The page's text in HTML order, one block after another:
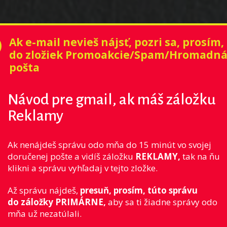
Ak e-mail nevieš nájsť, pozri sa, prosím,
do zložiek Promoakcie/Spam/Hromadná
pošta
Návod pre gmail, ak máš záložku
Reklamy
Ak nenájdeš správu odo mňa do 15 minút vo svojej
doručenej pošte a vidíš záložku REKLAMY, tak na ňu
klikni a správu vyhľadaj v tejto zložke.
Až správu nájdeš, presuň, prosím, túto správu
do záložky PRIMÁRNE, aby sa ti žiadne správy odo
mňa už nezatúlali.